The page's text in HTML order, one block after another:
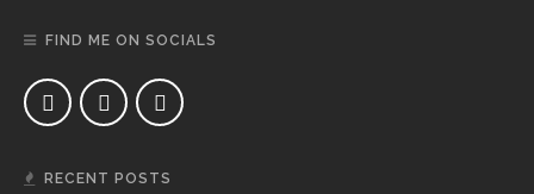
FIND ME ON SOCIALS
RECENT POSTS